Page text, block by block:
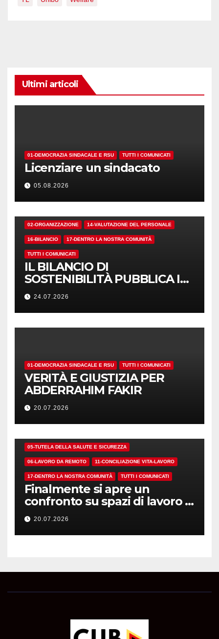
Ultimi articoli
01-DEMOCRAZIA SINDACALE E RSU TUTTI I COMUNICATI
Licenziare un sindacato
05.08.2026
02-ORGANIZZAZIONE 14-VALUTAZIONE DEL PERSONALE
16-BILANCIO 17-DENTRO LA NOSTRA COMUNITÀ
TUTTI I COMUNICATI
IL BILANCIO DI
SOSTENIBILITÀ PUBBLICA I
NUMERI. MA I CRITERI?
24.07.2026
01-DEMOCRAZIA SINDACALE E RSU TUTTI I COMUNICATI
VERITÀ E GIUSTIZIA PER
ABDERRAHIM FAKIR
20.07.2026
05-TUTELA DELLA SALUTE E SICUREZZA
06-LAVORO DA REMOTO 11-CONCILIAZIONE VITA-LAVORO
17-DENTRO LA NOSTRA COMUNITÀ TUTTI I COMUNICATI
Finalmente si apre un
confronto su spazi di lavoro e
dotazioni
20.07.2026